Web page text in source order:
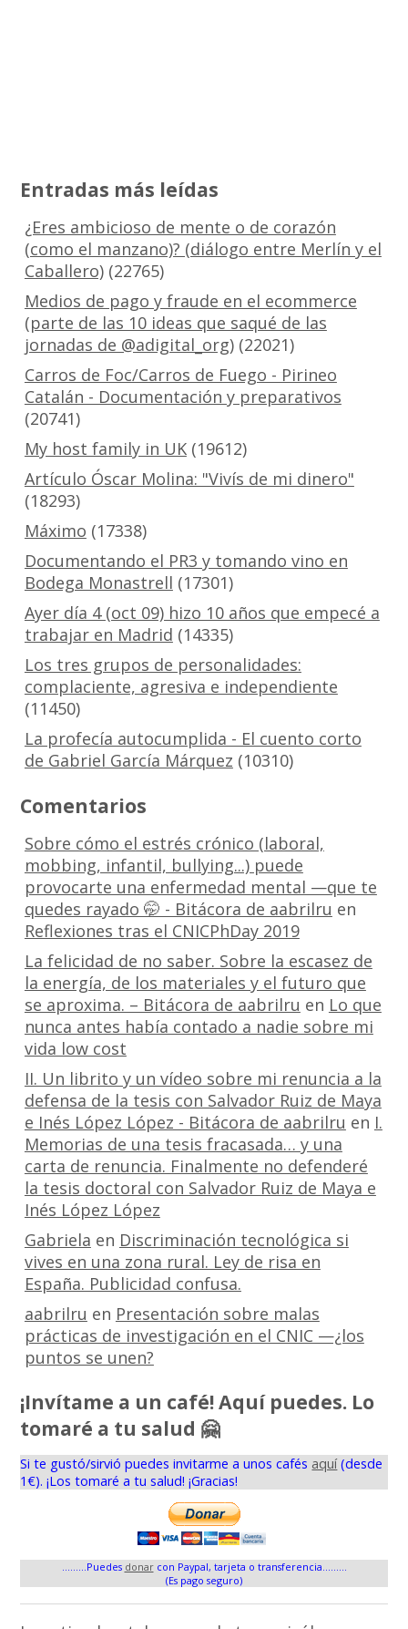
Entradas más leídas
¿Eres ambicioso de mente o de corazón
(como el manzano)? (diálogo entre Merlín y el
Caballero)(22765)
Medios de pago y fraude en el ecommerce
(parte de las 10 ideas que saqué de las
jornadas de @adigital_org)(22021)
Carros de Foc/Carros de Fuego - Pirineo
Catalán - Documentación y preparativos
(20741)
My host family in UK(19612)
Artículo Óscar Molina: "Vivís de mi dinero"
(18293)
Máximo (17338)
Documentando el PR3 y tomando vino en
Bodega Monastrell (17301)
Ayer día 4 (oct 09) hizo 10 años que empecé a
trabajar en Madrid (14335)
Los tres grupos de personalidades:
complaciente, agresiva e independiente
(11450)
La profecía autocumplida - El cuento corto
de Gabriel García Márquez (10310)
Comentarios
Sobre cómo el estrés crónico (laboral,
mobbing, infantil, bullying...) puede
provocarte una enfermedad mental —que te
quedes rayado 🤭 - Bitácora de aabrilru en
Reflexiones tras el CNICPhDay 2019
La felicidad de no saber. Sobre la escasez de
la energía, de los materiales y el futuro que
se aproxima. – Bitácora de aabrilru en Lo que
nunca antes había contado a nadie sobre mi
vida low cost
II. Un librito y un vídeo sobre mi renuncia a la
defensa de la tesis con Salvador Ruiz de Maya
e Inés López López - Bitácora de aabrilru en I.
Memorias de una tesis fracasada… y una
carta de renuncia. Finalmente no defenderé
la tesis doctoral con Salvador Ruiz de Maya e
Inés López López
Gabriela en Discriminación tecnológica si
vives en una zona rural. Ley de risa en
España. Publicidad confusa.
aabrilru en Presentación sobre malas
prácticas de investigación en el CNIC —¿los
puntos se unen?
¡Invítame a un café! Aquí puedes. Lo
tomaré a tu salud 🤗
Si te gustó/sirvió puedes invitarme a unos cafés aquí(desde
1€). ¡Los tomaré a tu salud! ¡Gracias!
.........Puedes donarcon Paypal, tarjeta o transferencia.........
(Es pago seguro)